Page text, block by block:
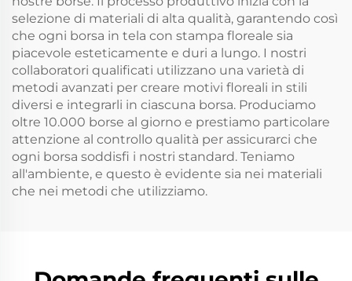
selezione di materiali di alta qualità, garantendo così
che ogni borsa in tela con stampa floreale sia
piacevole esteticamente e duri a lungo. I nostri
collaboratori qualificati utilizzano una varietà di
metodi avanzati per creare motivi floreali in stili
diversi e integrarli in ciascuna borsa. Produciamo
oltre 10.000 borse al giorno e prestiamo particolare
attenzione al controllo qualità per assicurarci che
ogni borsa soddisfi i nostri standard. Teniamo
all'ambiente, e questo è evidente sia nei materiali
che nei metodi che utilizziamo.